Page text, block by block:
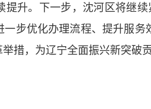
升。下一步，沈河区将继续
步优化办理流程、提升服务
措，为辽宁全面振兴新突破